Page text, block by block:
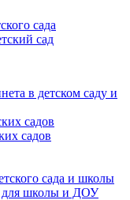
сада
сад
в детском саду и
садов
садов
сада и школы
для школы и ДОУ